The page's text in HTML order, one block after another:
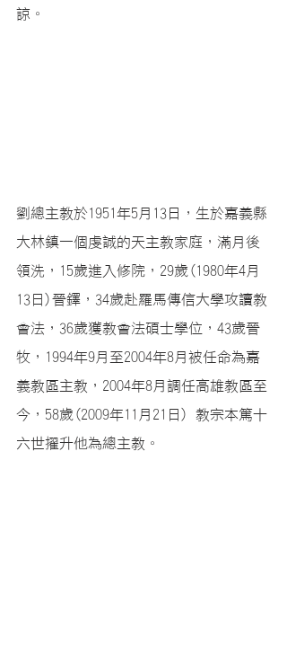
諒。
劉總主教於1951年5月13日，生於嘉義縣
大林鎮一個虔誠的天主教家庭，滿月後
領洗，15歲進入修院，29歲(1980年4月
13日)晉鐸， 34歲赴羅馬傳信大學攻讀教
會法，36歲獲教會法碩士學位，43歲晉
牧，1994年9月至2004年8月被任命為嘉
義教區主教，2004年8月調任高雄教區至
今，58歲(2009年11月21日) 教宗本篤十
六世擢升他為總主教。